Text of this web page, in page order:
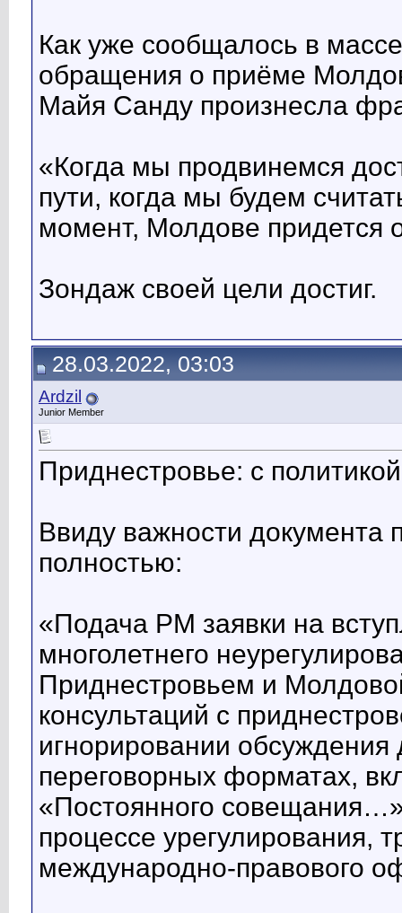
Как уже сообщалось в
обращения о приёме
Майя Санду произнесла
«Когда мы продвинемся
пути, когда мы будем
момент, Молдове придется
Зондаж своей цели достиг.
28.03.2022, 03:03
Ardzil
Junior Member
Приднестровье: с
Ввиду важности документа
полностью:
«Подача РМ заявки на
многолетнего
Приднестровьем и
консультаций с
игнорировании
переговорных форматах,
«Постоянного
процессе урегулирования,
международно-правового